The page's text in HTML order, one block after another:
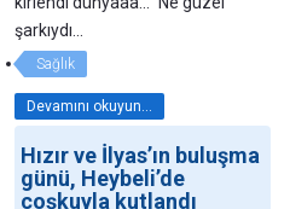
şarkıydı...
Sağlık
Devamını okuyun...
Hızır ve İlyas’ın buluşma
günü, Heybeli’de
coşkuyla kutlandı